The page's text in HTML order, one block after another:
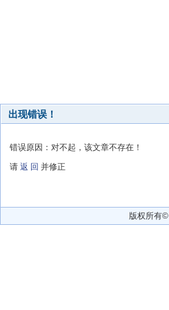
出现错误！
错误原因：对不起，该文章不存在！
请 返 回 并修正
版权所有©